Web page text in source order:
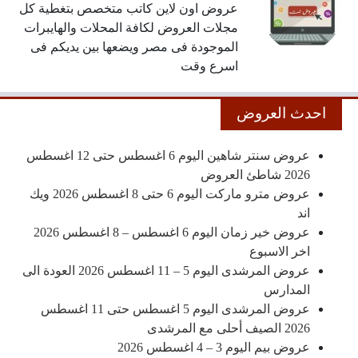
عروض اون لاين كاتب متخصص بتغطية كل
مجلات العروض لكافة المحلات والهايبرات
الموجودة فى مصر ويضعها بين يديكم فى
اسرع وقت
احدث العروض
عروض سنتر شاهين اليوم 6 اغسطس حتى 12 اغسطس
2026 شاطئ العروض
عروض مترو ماركت اليوم 6 حتى 8 اغسطس 2026 ويك
اند
عروض خير زمان اليوم 6 اغسطس – 8 اغسطس 2026
اخر الاسبوع
عروض المرشدى اليوم 5 – 11 اغسطس 2026 العودة الى
المدارس
عروض المرشدى اليوم 5 اغسطس حتى 11 اغسطس
2026 الصيف أحلى مع المرشدى
عروض بيم اليوم 3 – 4 اغسطس 2026